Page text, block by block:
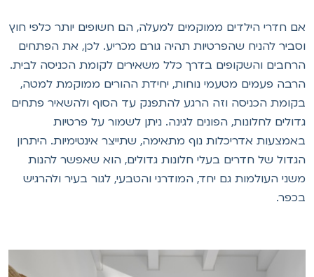
חדרי הילדים ממוקמים למעלה, הם חשופים יותר כלפי חוץ
להניח שהפרטיות תהיה גורם מכריע. לכן, את הפתחים
והשקופים בדרך כלל משאירים לקומת הכניסה לבית.
פעמים מטעמי נוחות, יחידת ההורים ממוקמת למטה,
הכניסה וזה הרגע להתפנק עד הסוף ולהשאיר פתחים
לחלונות, הפונים לגינה. ניתן לשמור על פרטיות
אדריכלות נוף מתאימה, שתייצר אינטימיות. היתרון
של חדרים בעלי חלונות גדולים, הוא שאפשר להנות
העולמות גם יחד, המודרני והטבעי, לגור בעיר ולהרגיש